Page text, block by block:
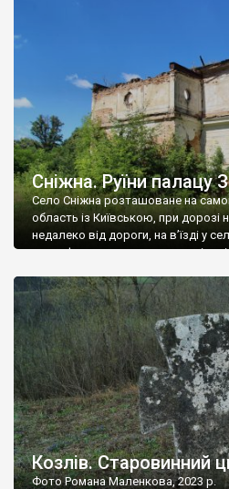
Наддністрянське відрізняється
сіл. У селі є мурована
Сніжна. Руїни палацу
Село Сніжна розташоване на
область із Київською, при дорозі
недалеко від дороги, на в’їзді у
рельєфне пано, яке показує жінку
не видно, але видно дві стареньких
Козлів. Старовинний
Фото Романа Маленкова, 2023 р.